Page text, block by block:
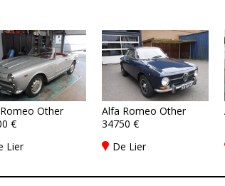
Other
€
Lier
Alfa Romeo Other
34750 €
De Lier